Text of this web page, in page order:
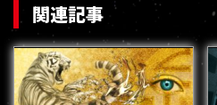
関連記事